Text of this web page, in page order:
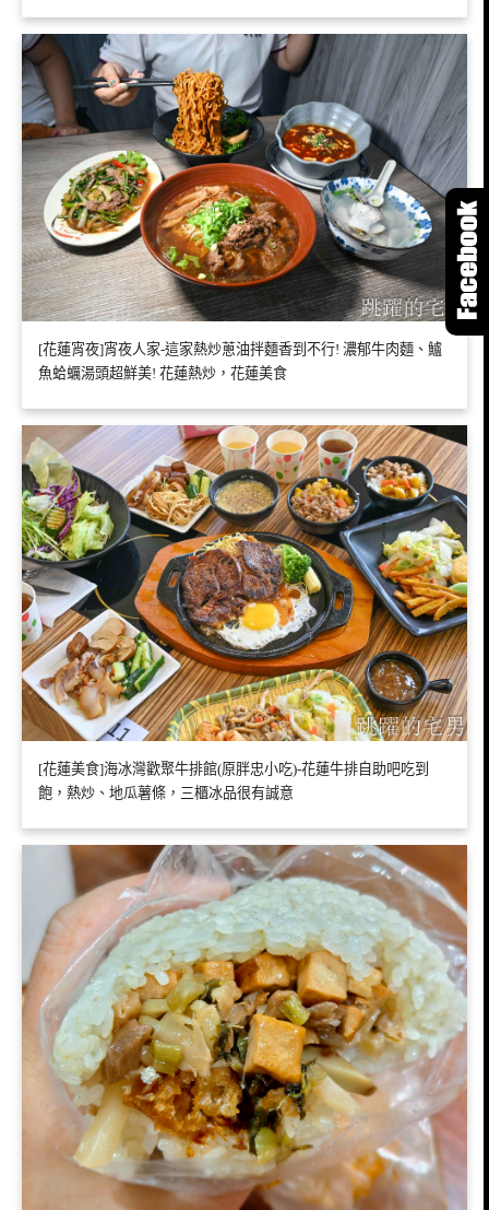
[花蓮宵夜]宵夜人家-這家熱炒蔥油拌麵香到不行! 濃郁牛肉麵、鱸
魚蛤蠣湯頭超鮮美! 花蓮熱炒，花蓮美食
[花蓮美食]海冰灣歡聚牛排館(原胖忠小吃)-花蓮牛排自助吧吃到
飽，熱炒、地瓜薯條，三櫃冰品很有誠意